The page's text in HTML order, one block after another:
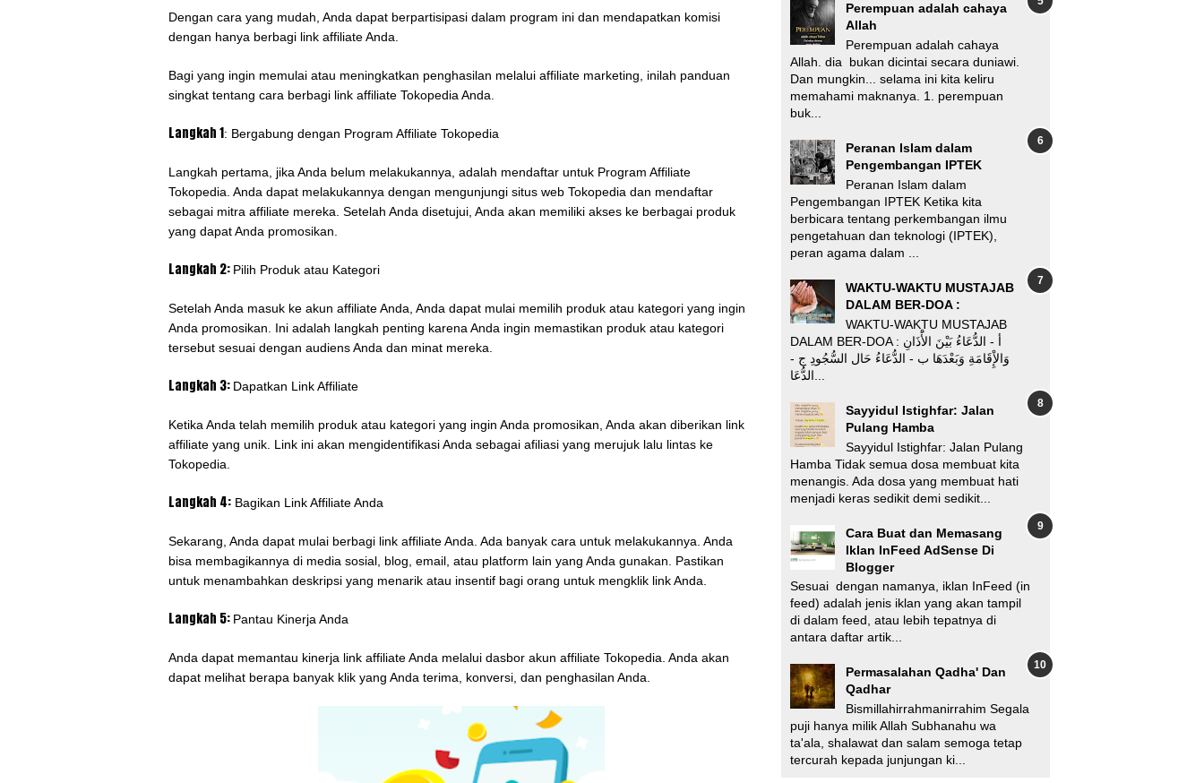
Dengan cara yang mudah, Anda dapat berpartisipasi dalam program ini dan mendapatkan komisi
dengan hanya berbagi link affiliate Anda.
Bagi yang ingin memulai atau meningkatkan penghasilan melalui affiliate marketing, inilah panduan
singkat tentang cara berbagi link affiliate Tokopedia Anda.
Langkah 1: Bergabung dengan Program Affiliate Tokopedia
Langkah pertama, jika Anda belum melakukannya, adalah mendaftar untuk Program Affiliate
Tokopedia. Anda dapat melakukannya dengan mengunjungi situs web Tokopedia dan mendaftar
sebagai mitra affiliate mereka. Setelah Anda disetujui, Anda akan memiliki akses ke berbagai produk
yang dapat Anda promosikan.
Langkah 2: Pilih Produk atau Kategori
Setelah Anda masuk ke akun affiliate Anda, Anda dapat mulai memilih produk atau kategori yang ingin
Anda promosikan. Ini adalah langkah penting karena Anda ingin memastikan produk atau kategori
tersebut sesuai dengan audiens Anda dan minat mereka.
Langkah 3: Dapatkan Link Affiliate
Ketika Anda telah memilih produk atau kategori yang ingin Anda promosikan, Anda akan diberikan link
affiliate yang unik. Link ini akan mengidentifikasi Anda sebagai afiliasi yang merujuk lalu lintas ke
Tokopedia.
Langkah 4: Bagikan Link Affiliate Anda
Sekarang, Anda dapat mulai berbagi link affiliate Anda. Ada banyak cara untuk melakukannya. Anda
bisa membagikannya di media sosial, blog, email, atau platform lain yang Anda gunakan. Pastikan
untuk menambahkan deskripsi yang menarik atau insentif bagi orang untuk mengklik link Anda.
Langkah 5: Pantau Kinerja Anda
Anda dapat memantau kinerja link affiliate Anda melalui dasbor akun affiliate Tokopedia. Anda akan
dapat melihat berapa banyak klik yang Anda terima, konversi, dan penghasilan Anda.
Perempuan adalah cahaya
Allah
Perempuan adalah cahaya
Allah. dia bukan dicintai secara duniawi.
Dan mungkin... selama ini kita keliru
memahami maknanya. 1. perempuan
buk...
Peranan Islam dalam
Pengembangan IPTEK
Peranan Islam dalam
Pengembangan IPTEK Ketika kita
berbicara tentang perkembangan ilmu
pengetahuan dan teknologi (IPTEK),
peran agama dalam ...
WAKTU-WAKTU MUSTAJAB
DALAM BER-DOA :
WAKTU-WAKTU MUSTAJAB
DALAM BER-DOA : أ - الدُّعَاءُ بَيْنَ الأَْذَانِ
وَالإِْقَامَةِ وَبَعْدَهَا ب - الدُّعَاءُ حَال السُّجُودِ ج -
Sayyidul Istighfar: Jalan
Pulang Hamba
Sayyidul Istighfar: Jalan Pulang
Hamba Tidak semua dosa membuat kita
menangis. Ada dosa yang membuat hati
menjadi keras sedikit demi sedikit...
Cara Buat dan Memasang
Iklan InFeed AdSense Di
Blogger
Sesuai dengan namanya, iklan InFeed (in
feed) adalah jenis iklan yang akan tampil
di dalam feed, atau lebih tepatnya di
antara daftar artik...
Permasalahan Qadha' Dan
Qadhar
Bismillahirrahmanirrahim Segala
puji hanya milik Allah Subhanahu wa
ta'ala, shalawat dan salam semoga tetap
tercurah kepada junjungan ki...